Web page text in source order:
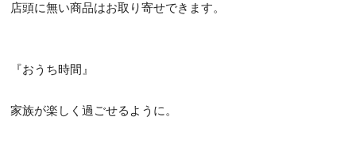
店頭に無い商品はお取り寄せできます。
『おうち時間』
家族が楽しく過ごせるように。